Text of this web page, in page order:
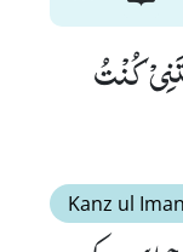
كُنْتُ
Kanz ul Iman